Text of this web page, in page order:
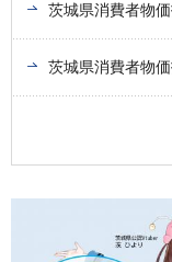
茨城県消費者物
茨城県消費者物